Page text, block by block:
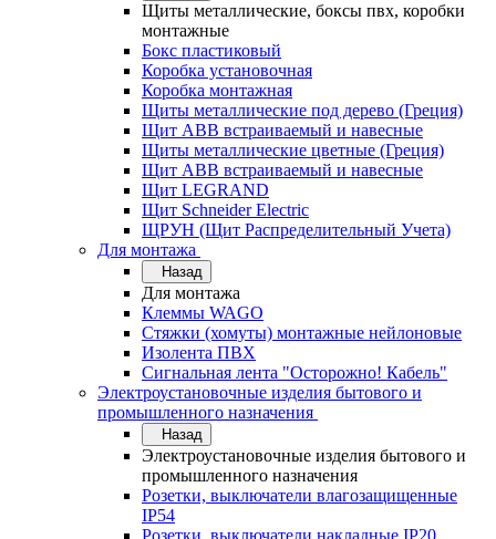
Щиты металлические, боксы пвх, коробки
монтажные
Бокс пластиковый
Коробка установочная
Коробка монтажная
Щиты металлические под дерево (Греция)
Щит ABB встраиваемый и навесные
Щиты металлические цветные (Греция)
Щит ABB встраиваемый и навесные
Щит LEGRAND
Щит Schneider Electric
ЩРУН (Щит Распределительный Учета)
Для монтажа
Назад
Для монтажа
Клеммы WAGO
Стяжки (хомуты) монтажные нейлоновые
Изолента ПВХ
Сигнальная лента "Осторожно! Кабель"
Электроустановочные изделия бытового и
промышленного назначения
Назад
Электроустановочные изделия бытового и
промышленного назначения
Розетки, выключатели влагозащищенные
IP54
Розетки, выключатели накладные IP20